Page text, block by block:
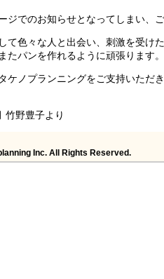
ジでのお知らせとなってしまい、
て色々な人と出会い、刺激を受け
たパンを作れるように頑張ります。
ケノプランニングをご支持いただ
竹野豊子より
Inc. All Rights Reserved.